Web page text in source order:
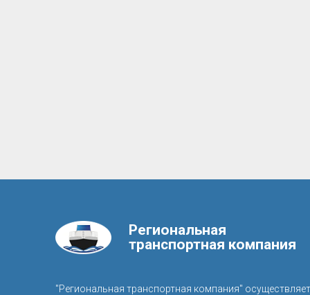
Региональная
транспортная компания
"Региональная транспортная компания"